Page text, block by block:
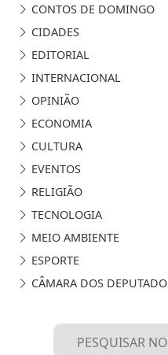
CONTOS DE DOMINGO
CIDADES
EDITORIAL
INTERNACIONAL
OPINIÃO
ECONOMIA
CULTURA
EVENTOS
RELIGIÃO
TECNOLOGIA
MEIO AMBIENTE
ESPORTE
CÂMARA DOS